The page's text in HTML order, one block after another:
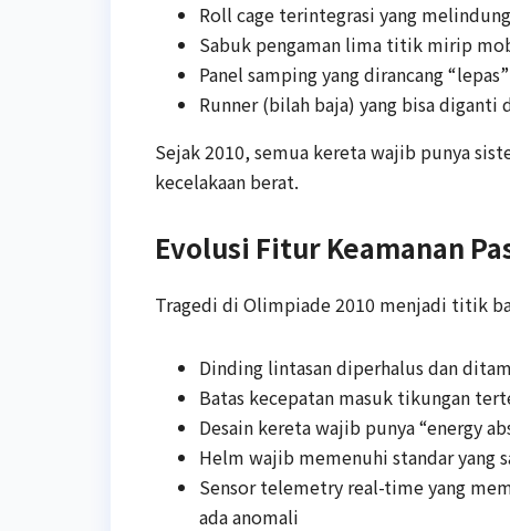
Roll cage terintegrasi yang
Sabuk pengaman lima titik mirip
Panel samping yang dirancang
Runner (bilah baja) yang bisa diganti
Sejak 2010, semua kereta wajib punya
kecelakaan berat.
Evolusi Fitur Keamanan
Tragedi di Olimpiade 2010 menjadi titik
Dinding lintasan diperhalus dan
Batas kecepatan masuk tikungan
Desain kereta wajib punya “energy
Helm wajib memenuhi standar yang
Sensor telemetry real-time yang
ada anomali